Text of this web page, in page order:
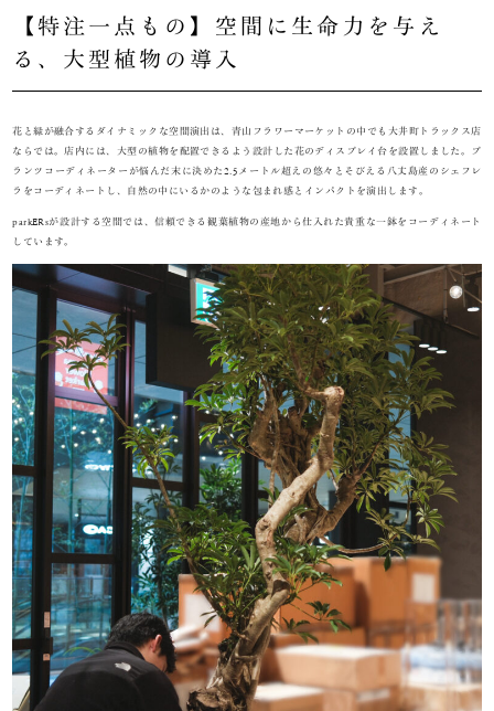
【特注一点もの】空間に生命力を与え
る、大型植物の導入
花と緑が融合するダイナミックな空間演出は、青山フラワーマーケットの中でも大井町トラックス店
ならでは。店内には、大型の植物を配置できるよう設計した花のディスプレイ台を設置しました。プ
ランツコーディネーターが悩んだ末に決めた2.5メートル超えの悠々とそびえる八丈島産のシェフレ
ラをコーディネートし、自然の中にいるかのような包まれ感とインパクトを演出します。
parkERsが設計する空間では、信頼できる観葉植物の産地から仕入れた貴重な一鉢をコーディネート
しています。